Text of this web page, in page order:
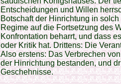
Entscheidungen und Willen
Botschaft der Hinrichtung in
Regime auf die Fortsetzung des
Konfrontation beharrt, und dass
oder Kritik hat. Drittens: Die
Also erstens: Das Verbrechen
der Hinrichtung bestanden, und
Geschehnisse.